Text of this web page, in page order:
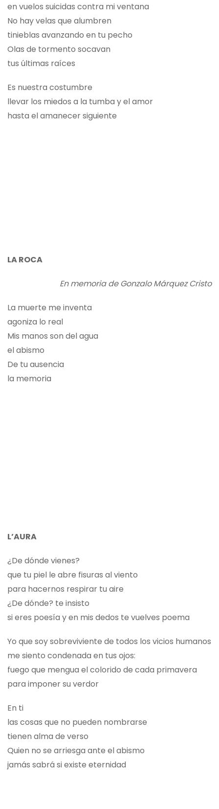
en vuelos suicidas contra mi ventana
No hay velas que alumbren
tinieblas avanzando en tu pecho
Olas de tormento socavan
tus últimas raíces
Es nuestra costumbre
llevar los miedos a la tumba y el amor
hasta el amanecer siguiente
LA ROCA
En memoria de Gonzalo Márquez Cristo
La muerte me inventa
agoniza lo real
Mis manos son del agua
el abismo
De tu ausencia
la memoria
L’AURA
¿De dónde vienes?
que tu piel le abre fisuras al viento
para hacernos respirar tu aire
¿De dónde? te insisto
si eres poesía y en mis dedos te vuelves poema
Yo que soy sobreviviente de todos los vicios humanos
me siento condenada en tus ojos:
fuego que mengua el colorido de cada primavera
para imponer su verdor
En ti
las cosas que no pueden nombrarse
tienen alma de verso
Quien no se arriesga ante el abismo
jamás sabrá si existe eternidad